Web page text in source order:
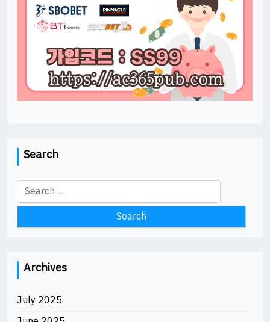
Search
Search
for:
Archives
July 2025